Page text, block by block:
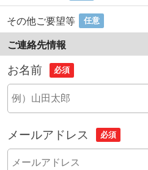
その他ご要望等 任意
ご連絡先情報
お名前 必須
メールアドレス 必須